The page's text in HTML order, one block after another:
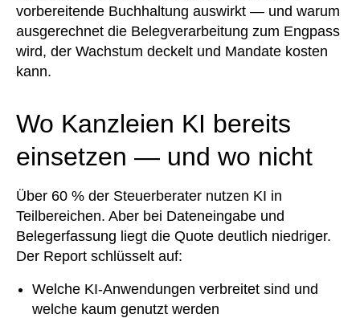
vorbereitende Buchhaltung auswirkt — und warum
ausgerechnet die Belegverarbeitung zum Engpass
wird, der Wachstum deckelt und Mandate kosten
kann.
Wo Kanzleien KI bereits
einsetzen — und wo nicht
Über 60 % der Steuerberater nutzen KI in
Teilbereichen. Aber bei Dateneingabe und
Belegerfassung liegt die Quote deutlich niedriger.
Der Report schlüsselt auf:
Welche KI-Anwendungen verbreitet sind und
welche kaum genutzt werden